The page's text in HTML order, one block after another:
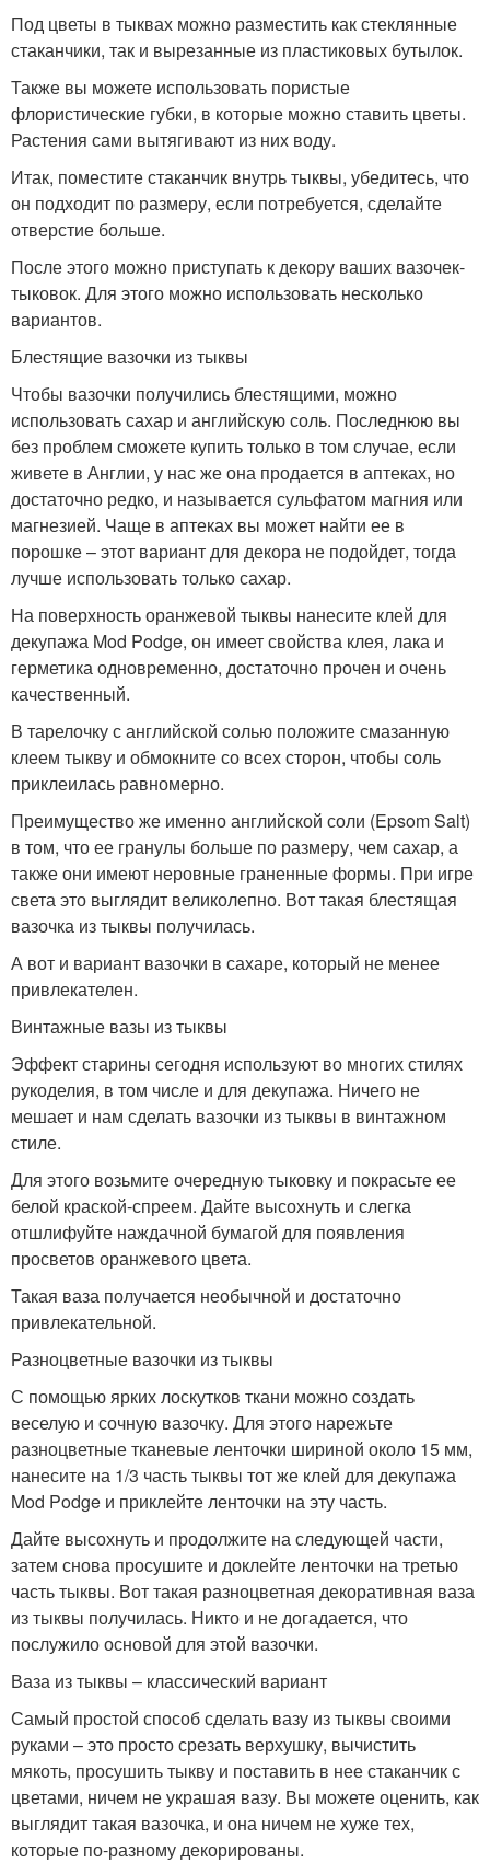
Под цветы в тыквах можно разместить как стеклянные
стаканчики, так и вырезанные из пластиковых бутылок.
Также вы можете использовать пористые
флористические губки, в которые можно ставить цветы.
Растения сами вытягивают из них воду.
Итак, поместите стаканчик внутрь тыквы, убедитесь, что
он подходит по размеру, если потребуется, сделайте
отверстие больше.
После этого можно приступать к декору ваших вазочек-
тыковок. Для этого можно использовать несколько
вариантов.
Блестящие вазочки из тыквы
Чтобы вазочки получились блестящими, можно
использовать сахар и английскую соль. Последнюю вы
без проблем сможете купить только в том случае, если
живете в Англии, у нас же она продается в аптеках, но
достаточно редко, и называется сульфатом магния или
магнезией. Чаще в аптеках вы может найти ее в
порошке – этот вариант для декора не подойдет, тогда
лучше использовать только сахар.
На поверхность оранжевой тыквы нанесите клей для
декупажа Mod Podge, он имеет свойства клея, лака и
герметика одновременно, достаточно прочен и очень
качественный.
В тарелочку с английской солью положите смазанную
клеем тыкву и обмокните со всех сторон, чтобы соль
приклеилась равномерно.
Преимущество же именно английской соли (Epsom Salt)
в том, что ее гранулы больше по размеру, чем сахар, а
также они имеют неровные граненные формы. При игре
света это выглядит великолепно. Вот такая блестящая
вазочка из тыквы получилась.
А вот и вариант вазочки в сахаре, который не менее
привлекателен.
Винтажные вазы из тыквы
Эффект старины сегодня используют во многих стилях
рукоделия, в том числе и для декупажа. Ничего не
мешает и нам сделать вазочки из тыквы в винтажном
стиле.
Для этого возьмите очередную тыковку и покрасьте ее
белой краской-спреем. Дайте высохнуть и слегка
отшлифуйте наждачной бумагой для появления
просветов оранжевого цвета.
Такая ваза получается необычной и достаточно
привлекательной.
Разноцветные вазочки из тыквы
С помощью ярких лоскутков ткани можно создать
веселую и сочную вазочку. Для этого нарежьте
разноцветные тканевые ленточки шириной около 15 мм,
нанесите на 1/3 часть тыквы тот же клей для декупажа
Mod Podge и приклейте ленточки на эту часть.
Дайте высохнуть и продолжите на следующей части,
затем снова просушите и доклейте ленточки на третью
часть тыквы. Вот такая разноцветная декоративная ваза
из тыквы получилась. Никто и не догадается, что
послужило основой для этой вазочки.
Ваза из тыквы – классический вариант
Самый простой способ сделать вазу из тыквы своими
руками – это просто срезать верхушку, вычистить
мякоть, просушить тыкву и поставить в нее стаканчик с
цветами, ничем не украшая вазу. Вы можете оценить, как
выглядит такая вазочка, и она ничем не хуже тех,
которые по-разному декорированы.